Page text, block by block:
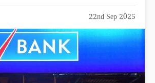
22nd Sep 2025